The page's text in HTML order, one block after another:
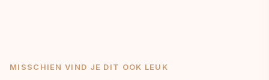
MISSCHIEN VIND JE DIT OOK LEUK